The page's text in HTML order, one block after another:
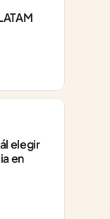
elegir
en